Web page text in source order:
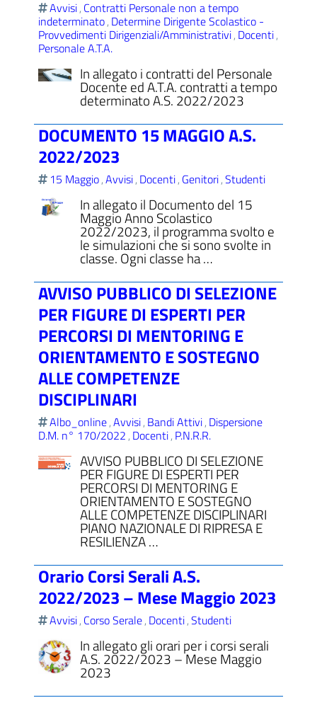
del sito
Avvisi, Contratti Personale non a tempo
indeterminato, Determine Dirigente Scolastico -
Provvedimenti Dirigenziali/Amministrativi, Docenti,
Personale A.T.A.
In allegato i contratti del Personale
Docente ed A.T.A. contratti a tempo
determinato A.S. 2022/2023
DOCUMENTO 15 MAGGIO A.S.
2022/2023
15 Maggio,Avvisi, Docenti, Genitori,Studenti
In allegato il Documento del 15
Maggio Anno Scolastico
2022/2023, il programma svolto e
le simulazioni che si sono svolte in
classe. Ogni classe ha …
AVVISO PUBBLICO DI SELEZIONE
PER FIGURE DI ESPERTI PER
PERCORSI DI MENTORING E
ORIENTAMENTO E SOSTEGNO
ALLE COMPETENZE
DISCIPLINARI
Albo_online,Avvisi, Bandi Attivi, Dispersione
D.M. n° 170/2022, Docenti, P.N.R.R.
AVVISO PUBBLICO DI SELEZIONE
PER FIGURE DI ESPERTI PER
PERCORSI DI MENTORING E
ORIENTAMENTO E SOSTEGNO
ALLE COMPETENZE DISCIPLINARI
PIANO NAZIONALE DI RIPRESA E
RESILIENZA …
Orario Corsi Serali A.S.
2022/2023 – Mese Maggio 2023
Avvisi, Corso Serale, Docenti,Studenti
In allegato gli orari per i corsi serali
A.S. 2022/2023 – Mese Maggio
2023